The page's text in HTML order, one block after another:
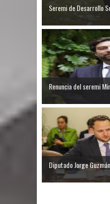
Seremi de Desarrollo
Renuncia del seremi
Diputado Jorge